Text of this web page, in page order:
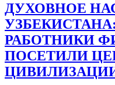
ДУХОВНОЕ
РАБОТНИКИ
ПОСЕТИЛИ